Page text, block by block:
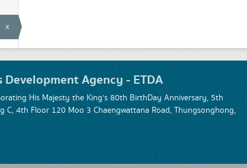
x
Agency - ETDA
His Majesty the King's 80th BirthDay Anniversary, 5th
C, 4th Floor 120 Moo 3 Chaengwattana Road, Thungsonghong,